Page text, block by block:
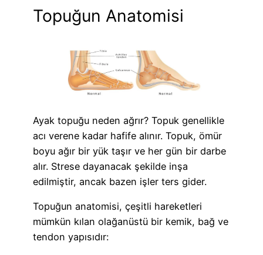
Topuğun Anatomisi
Ayak topuğu neden ağrır? Topuk genellikle
acı verene kadar hafife alınır. Topuk, ömür
boyu ağır bir yük taşır ve her gün bir darbe
alır. Strese dayanacak şekilde inşa
edilmiştir, ancak bazen işler ters gider.
Topuğun anatomisi, çeşitli hareketleri
mümkün kılan olağanüstü bir kemik, bağ ve
tendon yapısıdır: